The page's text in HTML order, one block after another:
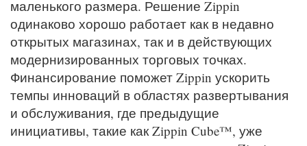
маленького размера. Решение Zippin
одинаково хорошо работает как в недавно
открытых магазинах, так и в действующих
модернизированных торговых точках.
Финансирование поможет Zippin ускорить
темпы инноваций в областях развертывания
и обслуживания, где предыдущие
инициативы, такие как Zippin Cube™, уже